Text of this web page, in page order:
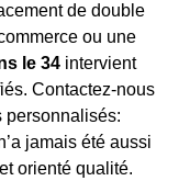
de double
ou une
le 34 intervient
Contactez-nous
personnalisés:
jamais été aussi
orienté qualité.